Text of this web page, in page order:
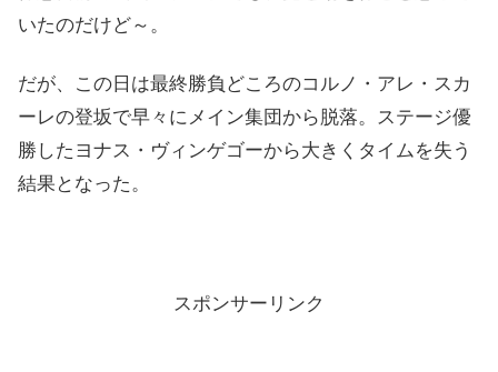
いたのだけど～。
だが、この日は最終勝負どころのコルノ・アレ・スカ
ーレの登坂で早々にメイン集団から脱落。ステージ優
勝したヨナス・ヴィンゲゴーから大きくタイムを失う
結果となった。
スポンサーリンク